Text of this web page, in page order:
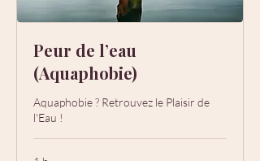
Peur de l’eau
(Aquaphobie)
Aquaphobie ? Retrouvez le Plaisir de
l'Eau !